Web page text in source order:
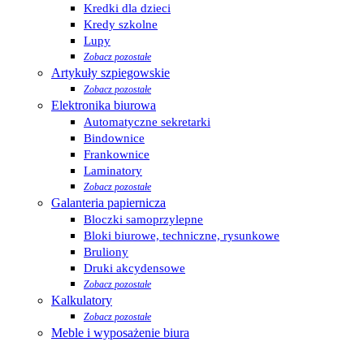
Kredki dla dzieci
Kredy szkolne
Lupy
Zobacz pozostałe
Artykuły szpiegowskie
Zobacz pozostałe
Elektronika biurowa
Automatyczne sekretarki
Bindownice
Frankownice
Laminatory
Zobacz pozostałe
Galanteria papiernicza
Bloczki samoprzylepne
Bloki biurowe, techniczne, rysunkowe
Bruliony
Druki akcydensowe
Zobacz pozostałe
Kalkulatory
Zobacz pozostałe
Meble i wyposażenie biura